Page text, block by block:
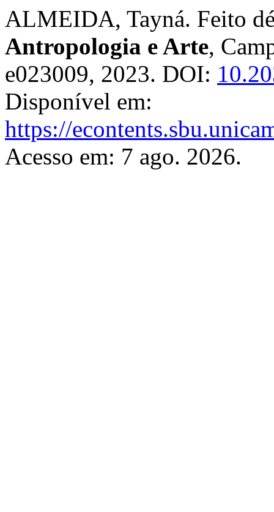
ALMEIDA, Tayná. Feito
Antropologia e Arte,
e023009, 2023. DOI:
Disponível em:
https://
Acesso em: 7 ago. 2026.